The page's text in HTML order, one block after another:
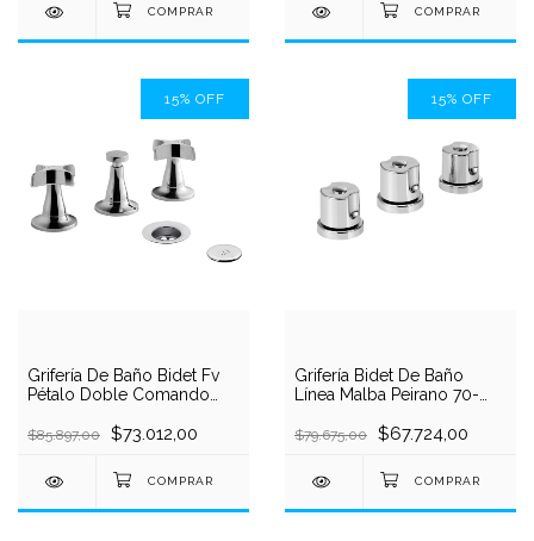
15% OFF
Grifería De Baño Bidet Fv
Pétalo Doble Comando
$85.897,00 $73.012,00
15% OFF
Grifería Bidet De Baño
Línea Malba Peirano 70-
$79.675,00 $67.724,00